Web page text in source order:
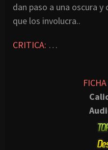
dan paso a una oscura
que los involucra..
CRITICA: …